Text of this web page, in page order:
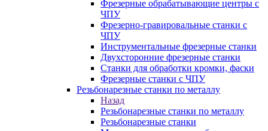
Фрезерные обрабатывающие центры с
ЧПУ
Фрезерно-гравировальные станки с
ЧПУ
Инструментальные фрезерные станки
Двухсторонние фрезерные станки
Станки для обработки кромки, фаски
Фрезерные станки с ЧПУ
Резьбонарезные станки по металлу
Назад
Резьбонарезные станки по металлу
Резьбонарезные станки